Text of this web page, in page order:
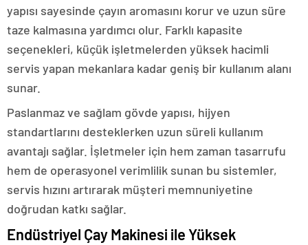
yapısı sayesinde çayın aromasını korur ve uzun süre
taze kalmasına yardımcı olur. Farklı kapasite
seçenekleri, küçük işletmelerden yüksek hacimli
servis yapan mekanlara kadar geniş bir kullanım alanı
sunar.
Paslanmaz ve sağlam gövde yapısı, hijyen
standartlarını desteklerken uzun süreli kullanım
avantajı sağlar. İşletmeler için hem zaman tasarrufu
hem de operasyonel verimlilik sunan bu sistemler,
servis hızını artırarak müşteri memnuniyetine
doğrudan katkı sağlar.
Endüstriyel Çay Makinesi ile Yüksek